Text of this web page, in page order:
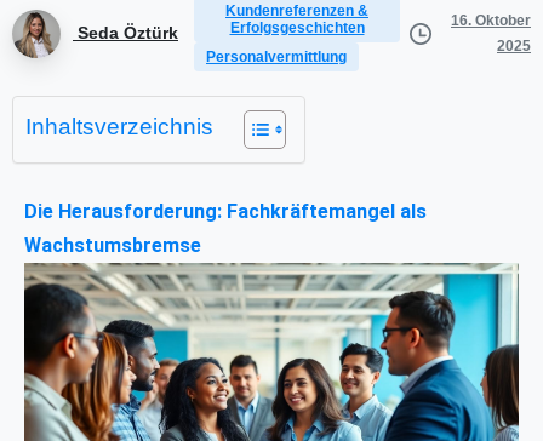
Seda Öztürk
Kundenreferenzen &
Erfolgsgeschichten
Personalvermittlung
16. Oktober
2025
Inhaltsverzeichnis
Die Herausforderung: Fachkräftemangel als
Wachstumsbremse